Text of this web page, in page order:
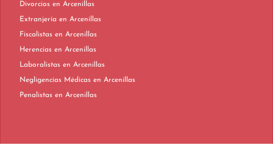
Divorcios en Arcenillas
Extranjería en Arcenillas
Fiscalistas en Arcenillas
Herencias en Arcenillas
Laboralistas en Arcenillas
Negligencias Médicas en Arcenillas
Penalistas en Arcenillas